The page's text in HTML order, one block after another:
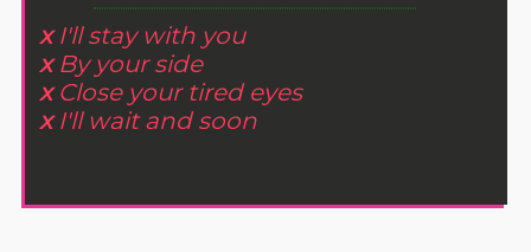
xI'll stay with you
xBy your side
xClose your tired eyes
xI'll wait and soon